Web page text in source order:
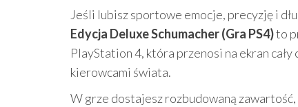
Jeśli lubisz sportowe emocje, precyzję i
Edycja Deluxe Schumacher (Gra PS4)to
PlayStation 4, która przenosi na ekran
kierowcami świata.
W grze dostajesz rozbudowaną